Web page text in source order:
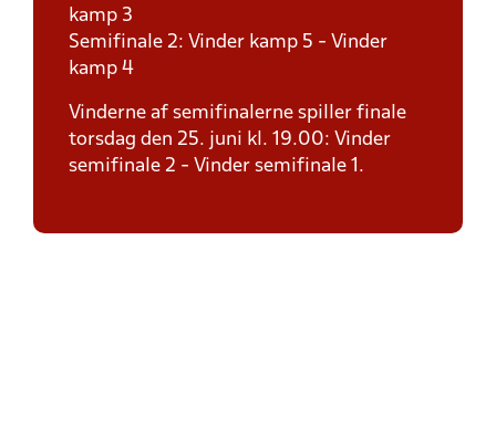
kamp 3
Semifinale 2: Vinder kamp 5 - Vinder
kamp 4
Vinderne af semifinalerne spiller finale
torsdag den 25. juni kl. 19.00: Vinder
semifinale 2 - Vinder semifinale 1.